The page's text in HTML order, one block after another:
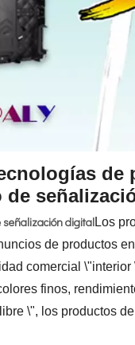
de
de
señalización digitalLos
de productos
comercial
finos,
\", los productos